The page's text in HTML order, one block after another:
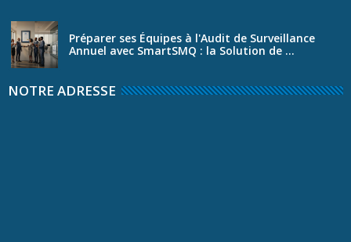
Préparer ses Équipes à l'Audit de Surveillance
Annuel avec SmartSMQ : la Solution de ...
NOTRE ADRESSE